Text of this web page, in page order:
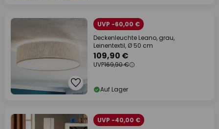
UVP -60,00 €
Deckenleuchte Leano, grau,
Leinentextil, Ø 50 cm
109,90 €
UVP169,90 €
Auf Lager
UVP -40,00 €